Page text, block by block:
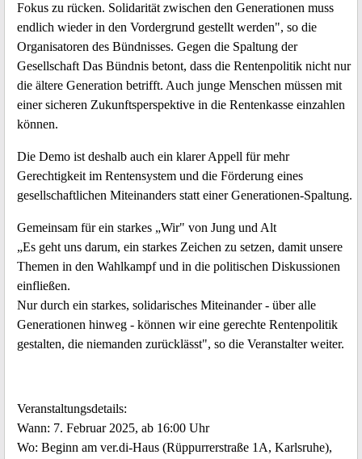
Fokus zu rücken. Solidarität zwischen den Generationen muss
endlich wieder in den Vordergrund gestellt werden", so die
Organisatoren des Bündnisses. Gegen die Spaltung der
Gesellschaft Das Bündnis betont, dass die Rentenpolitik nicht nur
die ältere Generation betrifft. Auch junge Menschen müssen mit
einer sicheren Zukunftsperspektive in die Rentenkasse einzahlen
können.
Die Demo ist deshalb auch ein klarer Appell für mehr
Gerechtigkeit im Rentensystem und die Förderung eines
gesellschaftlichen Miteinanders statt einer Generationen-Spaltung.
Gemeinsam für ein starkes „Wir" von Jung und Alt
„Es geht uns darum, ein starkes Zeichen zu setzen, damit unsere
Themen in den Wahlkampf und in die politischen Diskussionen
einfließen.
Nur durch ein starkes, solidarisches Miteinander - über alle
Generationen hinweg - können wir eine gerechte Rentenpolitik
gestalten, die niemanden zurücklässt", so die Veranstalter weiter.
Veranstaltungsdetails:
Wann: 7. Februar 2025, ab 16:00 Uhr
Wo: Beginn am ver.di-Haus (Rüppurrerstraße 1A, Karlsruhe),